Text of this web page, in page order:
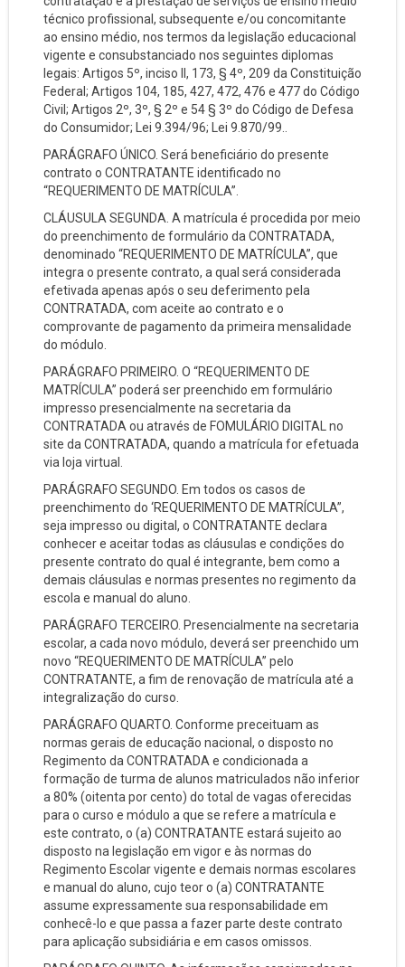
técnico profissional, subsequente e/ou concomitante
ao ensino médio, nos termos da legislação educacional
vigente e consubstanciado nos seguintes diplomas
legais: Artigos 5º, inciso II, 173, § 4º, 209 da Constituição
Federal; Artigos 104, 185, 427, 472, 476 e 477 do Código
Civil; Artigos 2º, 3º, § 2º e 54 § 3º do Código de Defesa
do Consumidor; Lei 9.394/96; Lei 9.870/99..
PARÁGRAFO ÚNICO. Será beneficiário do presente
contrato o CONTRATANTE identificado no
“REQUERIMENTO DE MATRÍCULA”.
CLÁUSULA SEGUNDA. A matrícula é procedida por meio
do preenchimento de formulário da CONTRATADA,
denominado “REQUERIMENTO DE MATRÍCULA”, que
integra o presente contrato, a qual será considerada
efetivada apenas após o seu deferimento pela
CONTRATADA, com aceite ao contrato e o
comprovante de pagamento da primeira mensalidade
do módulo.
PARÁGRAFO PRIMEIRO. O “REQUERIMENTO DE
MATRÍCULA” poderá ser preenchido em formulário
impresso presencialmente na secretaria da
CONTRATADA ou através de FOMULÁRIO DIGITAL no
site da CONTRATADA, quando a matrícula for efetuada
via loja virtual.
PARÁGRAFO SEGUNDO. Em todos os casos de
preenchimento do ‘REQUERIMENTO DE MATRÍCULA”,
seja impresso ou digital, o CONTRATANTE declara
conhecer e aceitar todas as cláusulas e condições do
presente contrato do qual é integrante, bem como a
demais cláusulas e normas presentes no regimento da
escola e manual do aluno.
PARÁGRAFO TERCEIRO. Presencialmente na secretaria
escolar, a cada novo módulo, deverá ser preenchido um
novo “REQUERIMENTO DE MATRÍCULA” pelo
CONTRATANTE, a fim de renovação de matrícula até a
integralização do curso.
PARÁGRAFO QUARTO. Conforme preceituam as
normas gerais de educação nacional, o disposto no
Regimento da CONTRATADA e condicionada a
formação de turma de alunos matriculados não inferior
a 80% (oitenta por cento) do total de vagas oferecidas
para o curso e módulo a que se refere a matrícula e
este contrato, o (a) CONTRATANTE estará sujeito ao
disposto na legislação em vigor e às normas do
Regimento Escolar vigente e demais normas escolares
e manual do aluno, cujo teor o (a) CONTRATANTE
assume expressamente sua responsabilidade em
conhecê-lo e que passa a fazer parte deste contrato
para aplicação subsidiária e em casos omissos.